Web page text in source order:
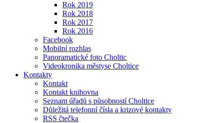
Rok 2019
Rok 2018
Rok 2017
Rok 2016
Facebook
Mobilní rozhlas
Panoramatické foto Choltic
Videokronika městyse Choltice
Kontakty
Kontakt
Kontakt knihovna
Seznam úřadů s působností Choltice
Důležitá telefonní čísla a krizové kontakty
RSS čtečka